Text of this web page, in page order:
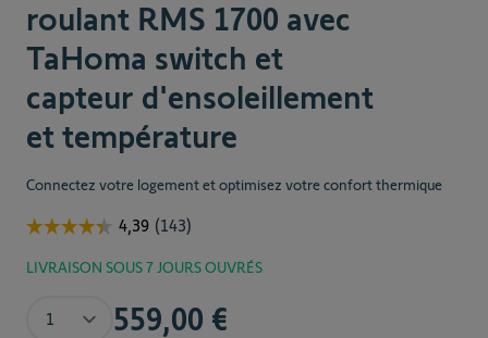
roulant RMS 1700 avec
TaHoma switch et
capteur d'ensoleillement
et température
Connectez votre logement et optimisez votre confort thermique
LIVRAISON SOUS 7 JOURS OUVRÉS
The price depends on the chosen options
559,00 €
En savoir plus
319,00 €
Final product
1 118,00 €